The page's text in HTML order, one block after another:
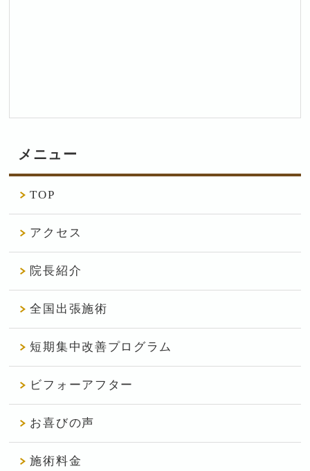
メニュー
TOP
アクセス
院長紹介
全国出張施術
短期集中改善プログラム
ビフォーアフター
お喜びの声
施術料金